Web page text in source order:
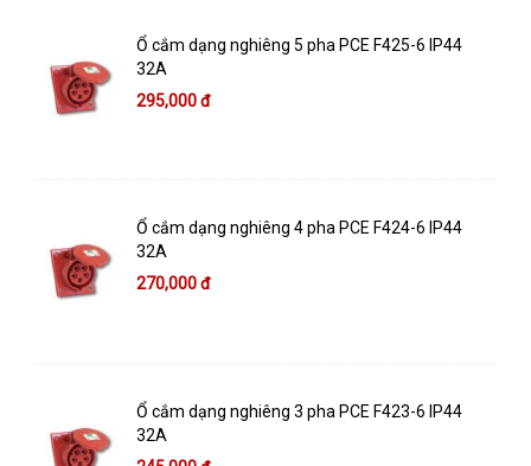
Ổ cắm dạng nghiêng 5 pha PCE F425-6 IP44
32A
295,000 đ
Ổ cắm dạng nghiêng 4 pha PCE F424-6 IP44
32A
270,000 đ
Ổ cắm dạng nghiêng 3 pha PCE F423-6 IP44
32A